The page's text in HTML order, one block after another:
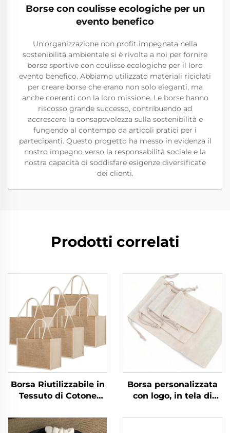
Borse con coulisse ecologiche per un
evento benefico
Un'organizzazione non profit impegnata nella
sostenibilità ambientale si è rivolta a noi per fornire
borse sportive con coulisse ecologiche per il loro
evento benefico. Abbiamo utilizzato materiali riciclati
per creare borse che erano non solo eleganti, ma
anche coerenti con la loro missione. Le borse hanno
riscosso grande successo, contribuendo ad
accrescere la consapevolezza sulla sostenibilità e
fungendo al contempo da articoli pratici per i
partecipanti. Questo progetto ha messo in evidenza il
nostro impegno verso la responsabilità sociale e la
nostra capacità di soddisfare esigenze diversificate
dei clienti.
Prodotti correlati
Borsa Riutilizzabile in
Tessuto di Cotone
con Disegno
Personalizzato,
Borsa personalizzata
con logo, in tela di
riciclato, con cordiglio,